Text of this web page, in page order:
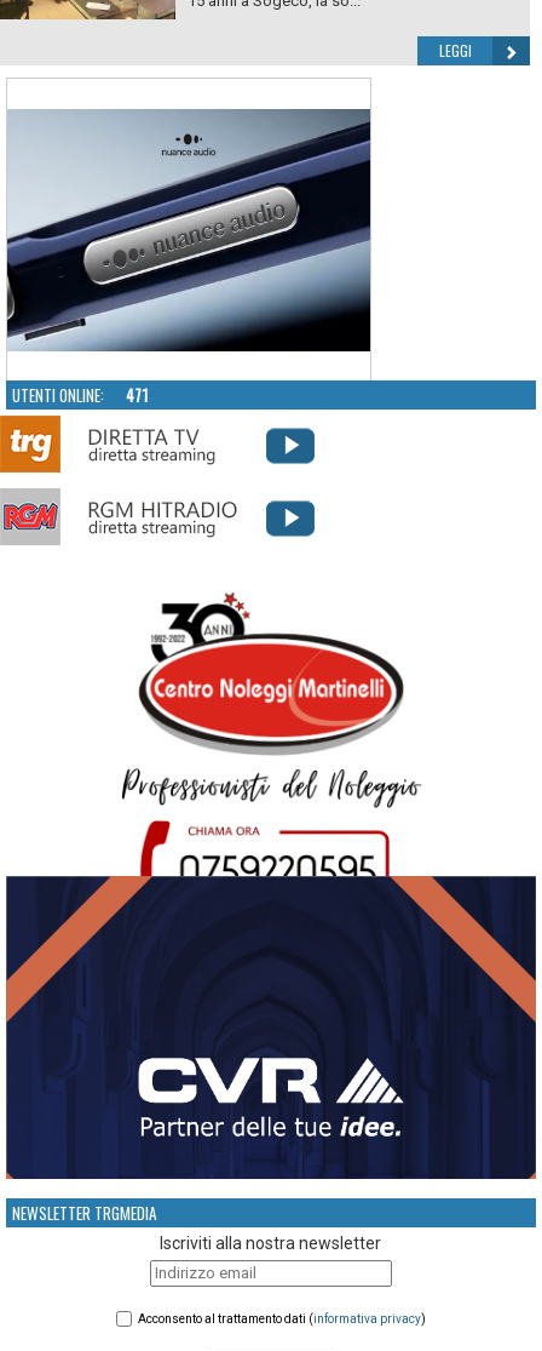
LEGGI
UTENTI ONLINE: 471
NEWSLETTER TRGMEDIA
Iscriviti alla nostra newsletter
Acconsento al trattamento dati (informativa privacy)